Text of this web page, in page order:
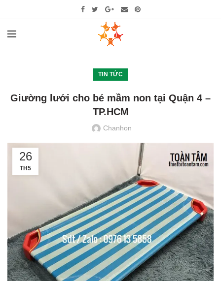
TIN TỨC
Giường lưới cho bé mầm non tại Quận 4 –
TP.HCM
Chanhon
26
TH5